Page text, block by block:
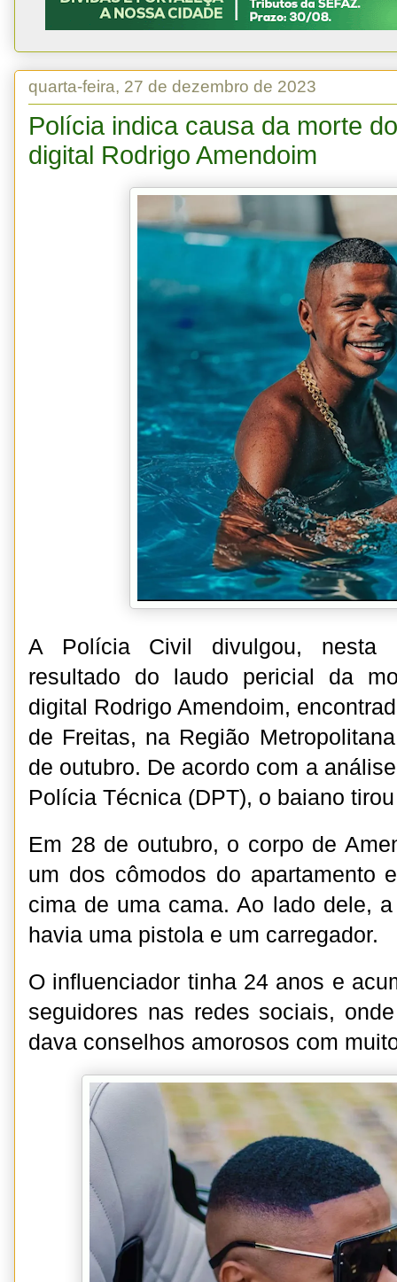
quarta-feira, 27 de dezembro de 2023
Polícia indica causa da morte
digital Rodrigo Amendoim
A Polícia Civil divulgou, nesta
resultado do laudo pericial da
digital Rodrigo Amendoim,
de Freitas, na Região
de outubro. De acordo com a
Polícia Técnica (DPT), o baiano
Em 28 de outubro, o corpo de
um dos cômodos do apartamento
cima de uma cama. Ao lado dele,
havia uma pistola e um carregador.
O influenciador tinha 24 anos e
seguidores nas redes sociais,
dava conselhos amorosos com